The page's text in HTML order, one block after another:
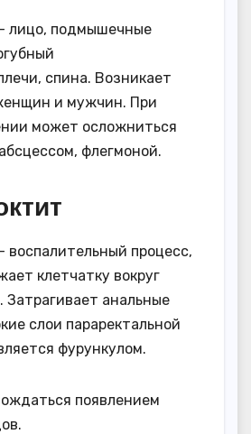
лицо, подмышечные
спина. Возникает
и мужчин. При
может осложниться
флегмоной.
воспалительный процесс,
клетчатку вокруг
Затрагивает анальные
слои параректальной
фурункулом.
появлением